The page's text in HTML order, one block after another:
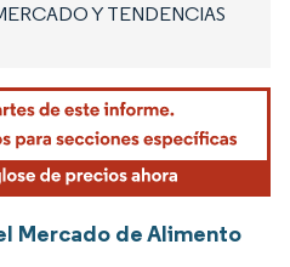
Y TENDENCIAS
Mercado de Alimento